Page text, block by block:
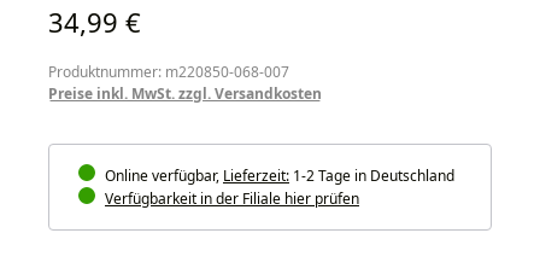
Regulärer Preis:
34,99 €
Produktnummer: m220850-068-007
Preise inkl. MwSt. zzgl. Versandkosten
Online verfügbar, Lieferzeit: 1-2 Tage in Deutschland
Verfügbarkeit in der Filiale hier prüfen